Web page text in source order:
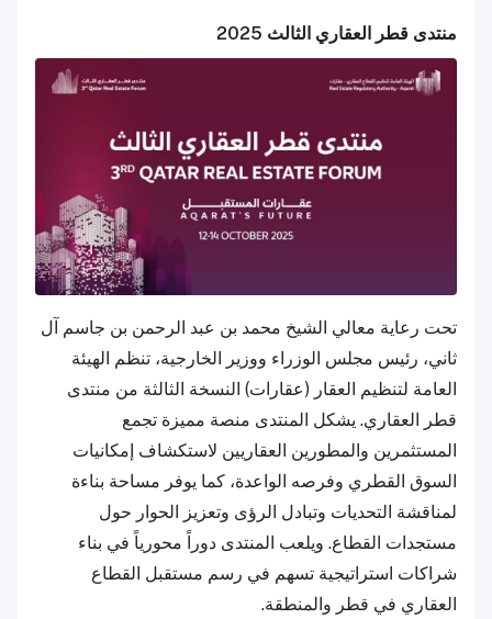
منتدى قطر العقاري الثالث 2025
تحت رعاية معالي الشيخ محمد بن عبد الرحمن بن جاسم آل
ثاني، رئيس مجلس الوزراء ووزير الخارجية، تنظم الهيئة
العامة لتنظيم العقار (عقارات) النسخة الثالثة من منتدى
قطر العقاري. يشكل المنتدى منصة مميزة تجمع
المستثمرين والمطورين العقاريين لاستكشاف إمكانيات
السوق القطري وفرصه الواعدة، كما يوفر مساحة بناءة
لمناقشة التحديات وتبادل الرؤى وتعزيز الحوار حول
مستجدات القطاع. ويلعب المنتدى دوراً محورياً في بناء
شراكات استراتيجية تسهم في رسم مستقبل القطاع
العقاري في قطر والمنطقة.